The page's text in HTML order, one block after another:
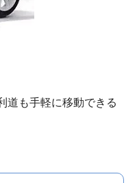
道も手軽に移動できる